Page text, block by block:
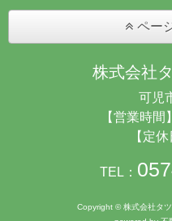
ペー
株式会社
可児
【営業時
【定
TEL：
Copyright © 株式会社タ